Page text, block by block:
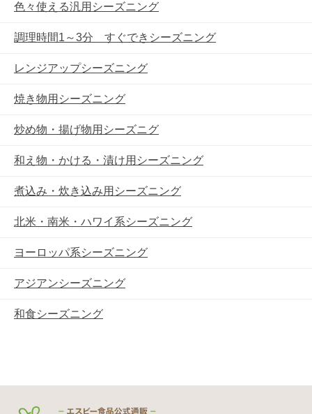
色々使える汎用シーズニング
調理時間1～3分 すぐできシーズニング
レンジアップシーズニング
焼き物用シーズニング
炒め物・揚げ物用シーズニグ
和え物・かける・漬け用シーズニング
煮込み・炊き込み用シーズニング
北米・南米・ハワイ系シーズニング
ヨーロッパ系シーズニング
アジアンシーズニング
和食シーズニング